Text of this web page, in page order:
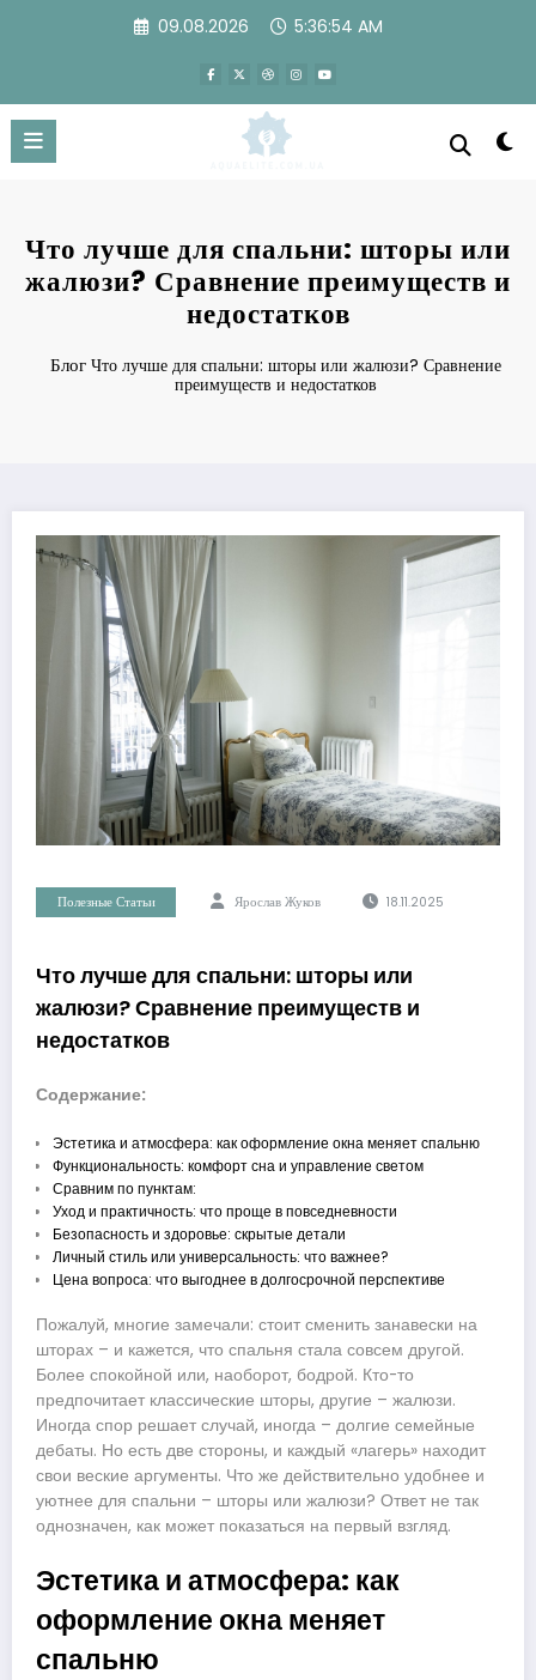
09.08.2026 5:36:55 AM
Что лучше для спальни: шторы или
жалюзи? Сравнение преимуществ и
недостатков
Блог Что лучше для спальни: шторы или жалюзи? Сравнение
преимуществ и недостатков
Полезные Статьи Ярослав Жуков 18.11.2025
Что лучше для спальни: шторы или
жалюзи? Сравнение преимуществ и
недостатков
Содержание:
Эстетика и атмосфера: как оформление окна меняет спальню
Функциональность: комфорт сна и управление светом
Сравним по пунктам:
Уход и практичность: что проще в повседневности
Безопасность и здоровье: скрытые детали
Личный стиль или универсальность: что важнее?
Цена вопроса: что выгоднее в долгосрочной перспективе
Пожалуй, многие замечали: стоит сменить занавески на
шторах – и кажется, что спальня стала совсем другой.
Более спокойной или, наоборот, бодрой. Кто-то
предпочитает классические шторы, другие – жалюзи.
Иногда спор решает случай, иногда – долгие семейные
дебаты. Но есть две стороны, и каждый «лагерь» находит
свои веские аргументы. Что же действительно удобнее и
уютнее для спальни – шторы или жалюзи? Ответ не так
однозначен, как может показаться на первый взгляд.
Эстетика и атмосфера: как
оформление окна меняет
спальню